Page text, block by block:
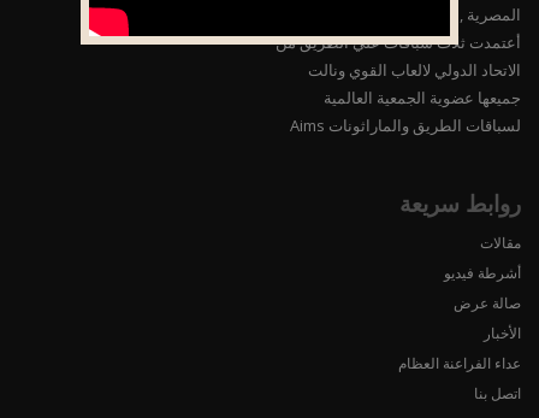
المصرية , وهي الوحيدة بحمد الله التي
أعتمدت ثلاث سباقات علي الطريق من
الاتحاد الدولي لالعاب القوي ونالت
جميعها عضوية الجمعية العالمية
لسباقات الطريق والماراثونات Aims
روابط سريعة
مقالات
أشرطة فيديو
صالة عرض
الأخبار
عداء الفراعنة العظام
اتصل بنا